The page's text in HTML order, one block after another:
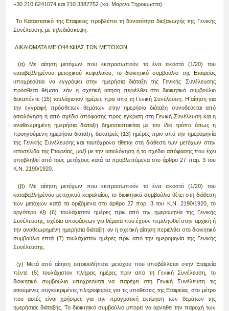
+30 210 6241074 και 210 3387752 (κα. Μαρίνα Ξηροκώστα).
Το Καταστατικό της Εταιρείας προβλέπει τη δυνατότητα διεξαγωγής της Γενικής
Συνέλευσης με τηλεδιάσκεψη.
ΔΙΚΑΙΩΜΑΤΑ ΜΕΙΟΨΗΦΙΑΣ ΤΩΝ ΜΕΤΟΧΩΝ
(α) Με αίτηση μετόχων που εκπροσωπούν το ένα εικοστό (1/20) του
καταβεβλημένου μετοχικού κεφαλαίου, το διοικητικό συμβούλιο της Εταιρείας
υποχρεούται να εγγράψει στην ημερήσια διάταξη της Γενικής Συνέλευσης
πρόσθετα θέματα, εάν η σχετική αίτηση περιέλθει στο διοικητικό συμβούλιο
δεκαπέντε (15) τουλάχιστον ημέρες πριν από τη Γενική Συνέλευση. Η αίτηση για
την εγγραφή πρόσθετων θεμάτων στην ημερήσια διάταξη συνοδεύεται από
αιτιολόγηση ή από σχέδιο απόφασης προς έγκριση στη Γενική Συνέλευση και η
αναθεωρημένη ημερήσια διάταξη δημοσιοποιείται με τον ίδιο τρόπο όπως η
προηγούμενη ημερήσια διάταξη, δεκατρείς (13) ημέρες πριν από την ημερομηνία
της Γενικής Συνέλευσης και ταυτόχρονα τίθεται στη διάθεση των μετόχων στην
ιστοσελίδα της Εταιρείας, μαζί με την αιτιολόγηση ή το σχέδιο απόφασης που έχει
υποβληθεί από τους μετόχους κατά τα προβλεπόμενα στο άρθρο 27 παρ. 3 του
Κ.Ν. 2190/1920.
(β) Με αίτηση μετόχων που εκπροσωπούν το ένα εικοστό (1/20) του
καταβεβλημένου μετοχικού κεφαλαίου, το διοικητικό συμβούλιο θέτει στη διάθεση
των μετόχων κατά τα οριζόμενα στο άρθρο 27 παρ. 3 του Κ.Ν. 2190/1920, το
αργότερο έξι (6) τουλάχιστον ημέρες πριν από την ημερομηνία της Γενικής
Συνέλευσης, σχέδια αποφάσεων για θέματα που έχουν περιληφθεί στην αρχική ή
την αναθεωρημένη ημερήσια διάταξη, αν η σχετική αίτηση περιέλθει στο διοικητικό
συμβούλιο επτά (7) τουλάχιστον ημέρες πριν από την ημερομηνία της Γενικής
Συνέλευσης.
(γ) Μετά από αίτηση οποιουδήποτε μετόχου που υποβάλλεται στην Εταιρεία
πέντε (5) τουλάχιστον πλήρεις ημέρες πριν από τη Γενική Συνέλευση, το
διοικητικό συμβούλιο υποχρεούται να παρέχει στη Γενική Συνέλευση τις
αιτούμενες συγκεκριμένες πληροφορίες για τις υποθέσεις της Εταιρείας, στο μέτρο
που αυτές είναι χρήσιμες για την πραγματική εκτίμηση των θεμάτων της
ημερήσιας διάταξης. Το διοικητικό συμβούλιο μπορεί να αρνηθεί την παροχή των